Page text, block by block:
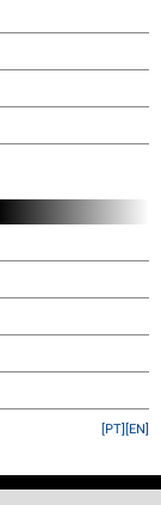
[EN]
[PT]